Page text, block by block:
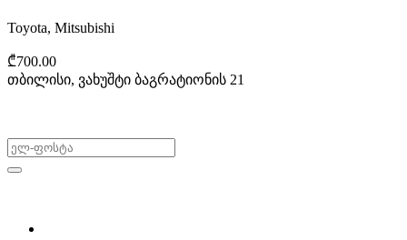
Toyota, Mitsubishi
₾700.00
თბილისი, ვახუშტი ბაგრატიონის 21